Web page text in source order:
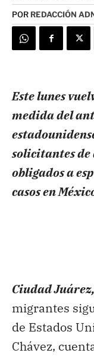
POR REDACCIÓN
Este lunes
medida del
solicitantes de
obligados a
casos en
Ciudad
migrantes
de Estados
Chávez,